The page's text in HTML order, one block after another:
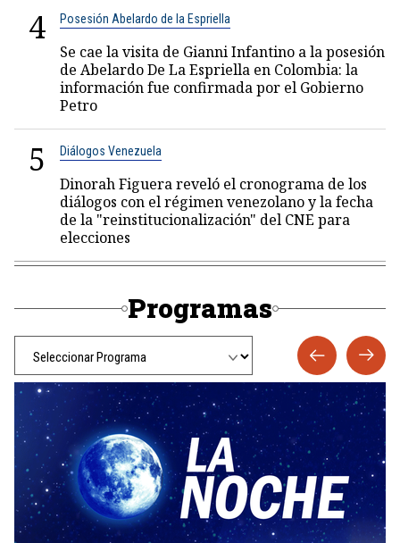
4 Posesión Abelardo de la Espriella
Se cae la visita de Gianni Infantino a la posesión
de Abelardo De La Espriella en Colombia: la
información fue confirmada por el Gobierno
Petro
5 Diálogos Venezuela
Dinorah Figuera reveló el cronograma de los
diálogos con el régimen venezolano y la fecha
de la "reinstitucionalización" del CNE para
elecciones
Programas